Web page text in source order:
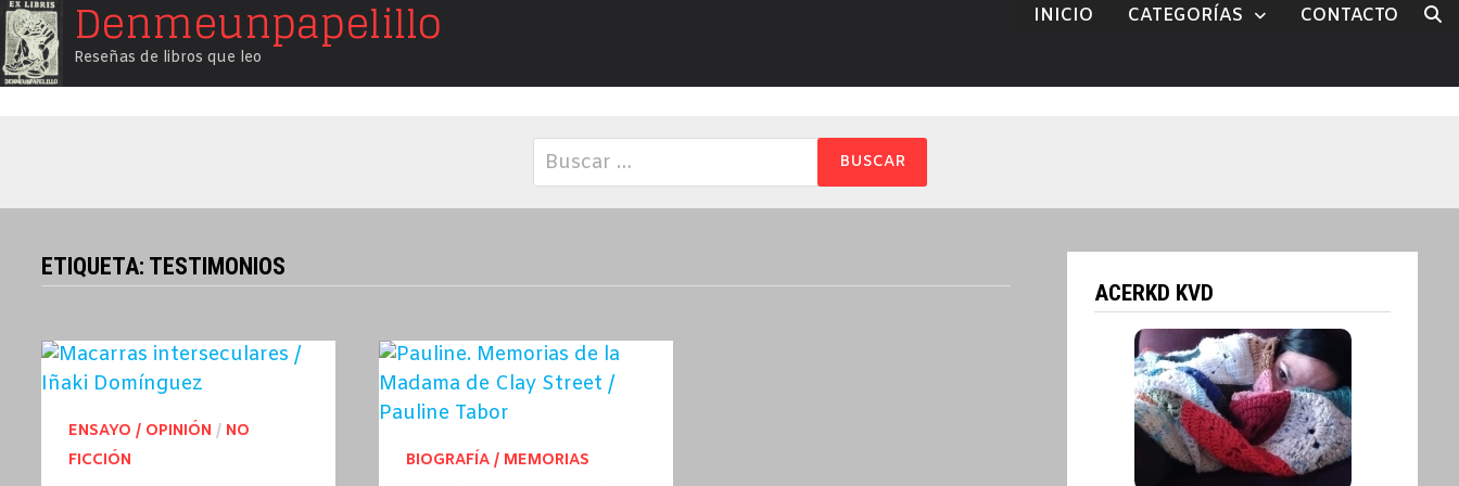
Saltar
al
contenido
Denmeunpapelillo
Reseñas de libros que leo
INICIO CATEGORÍAS CONTACTO
Buscar:
ETIQUETA: TESTIMONIOS
ENSAYO / OPINIÓN / NO
FICCIÓN
BIOGRAFÍA / MEMORIAS
ACERKD KVD